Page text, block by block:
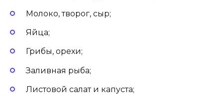
Молоко, творог, сыр;
Яйца;
Грибы, орехи;
Заливная рыба;
Листовой салат и капуста;